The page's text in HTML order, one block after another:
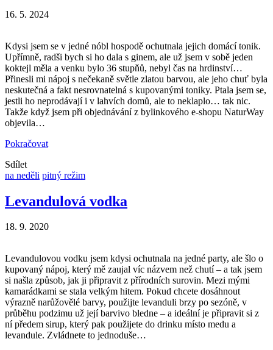
16. 5. 2024
Kdysi jsem se v jedné nóbl hospodě ochutnala jejich domácí tonik.
Upřímně, radši bych si ho dala s ginem, ale už jsem v sobě jeden
koktejl měla a venku bylo 36 stupňů, nebyl čas na hrdinství…
Přinesli mi nápoj s nečekaně světle zlatou barvou, ale jeho chuť byla
neskutečná a fakt nesrovnatelná s kupovanými toniky. Ptala jsem se,
jestli ho neprodávají i v lahvích domů, ale to neklaplo… tak nic.
Takže když jsem při objednávání z bylinkového e-shopu NaturWay
objevila…
Pokračovat
Sdílet
na neděli pitný režim
Levandulová vodka
18. 9. 2020
Levandulovou vodku jsem kdysi ochutnala na jedné party, ale šlo o
kupovaný nápoj, který mě zaujal víc názvem než chutí – a tak jsem
si našla způsob, jak ji připravit z přírodních surovin. Mezi mými
kamarádkami se stala velkým hitem. Pokud chcete dosáhnout
výrazně narůžovělé barvy, použijte levanduli brzy po sezóně, v
průběhu podzimu už její barvivo bledne – a ideální je připravit si z
ní předem sirup, který pak použijete do drinku místo medu a
levandule. Zvládnete to jednoduše…